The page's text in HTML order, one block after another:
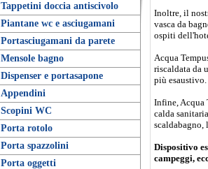
Tappetini doccia antiscivolo
Piantane wc e asciugamani
Portasciugamani da parete
Mensole bagno
Dispenser e portasapone
Appendini
Scopini WC
Porta rotolo
Porta spazzolini
Porta oggetti
Inoltre, il
vasca da
ospiti
Acqua
riscaldata da
più esaustivo.
Infine, Acqua
calda
scaldabagno,
Dispositivo
campeggi,